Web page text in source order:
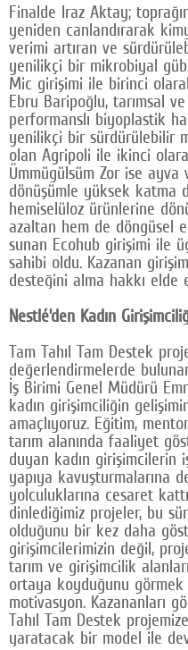
Finalde Iraz Aktay;
yeniden canlandırarak
verimi artıran ve
yenilikçi bir mikrobiyal
Mic girişimi ile birinci
Ebru Baripoğlu, tarımsal
performanslı biyoplastik
yenilikçi bir sürdürülebilir
olan Agripoli ile ikinci
Ümmügülsüm Zor ise ayva
dönüşümle yüksek katma
hemiselüloz ürünlerine
azaltan hem de döngüsel
sunan Ecohub girişimi ile
sahibi oldu. Kazanan
desteğini alma hakkı elde
Nestlé’den Kadın
Tam Tahıl Tam Destek
değerlendirmelerde
İş Birimi Genel Müdürü
kadın girişimciliğin
amaçlıyoruz. Eğitim,
tarım alanında faaliyet
duyan kadın
yapıya kavuşturmalarına
yolculuklarına cesaret
dinlediğimiz projeler, bu
olduğunu bir kez daha
girişimcilerimizin değil,
tarım ve girişimcilik
ortaya koyduğunu
motivasyon. Kazananları
Tahıl Tam Destek
yaratacak bir model ile